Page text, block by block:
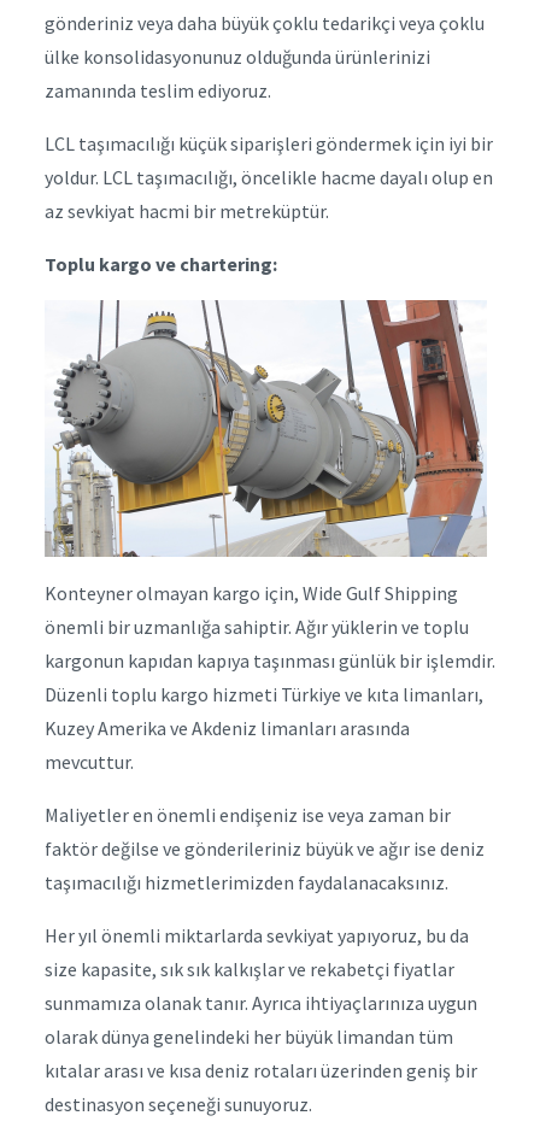
gönderiniz veya daha büyük çoklu tedarikçi veya çoklu
ülke konsolidasyonunuz olduğunda ürünlerinizi
zamanında teslim ediyoruz.
LCL taşımacılığı küçük siparişleri göndermek için iyi bir
yoldur. LCL taşımacılığı, öncelikle hacme dayalı olup en
az sevkiyat hacmi bir metreküptür.
Toplu kargo ve chartering:
Konteyner olmayan kargo için, Wide Gulf Shipping
önemli bir uzmanlığa sahiptir. Ağır yüklerin ve toplu
kargonun kapıdan kapıya taşınması günlük bir işlemdir.
Düzenli toplu kargo hizmeti Türkiye ve kıta limanları,
Kuzey Amerika ve Akdeniz limanları arasında
mevcuttur.
Maliyetler en önemli endişeniz ise veya zaman bir
faktör değilse ve gönderileriniz büyük ve ağır ise deniz
taşımacılığı hizmetlerimizden faydalanacaksınız.
Her yıl önemli miktarlarda sevkiyat yapıyoruz, bu da
size kapasite, sık sık kalkışlar ve rekabetçi fiyatlar
sunmamıza olanak tanır. Ayrıca ihtiyaçlarınıza uygun
olarak dünya genelindeki her büyük limandan tüm
kıtalar arası ve kısa deniz rotaları üzerinden geniş bir
destinasyon seçeneği sunuyoruz.